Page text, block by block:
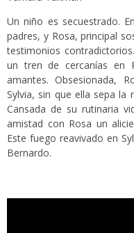
Un niño es secuestrado.
padres, y Rosa, principal
testimonios
un tren de cercanías en
amantes. Obsesionada,
Sylvia, sin que ella sepa la
Cansada de su rutinaria
amistad con Rosa un
Este fuego reavivado en
Bernardo.